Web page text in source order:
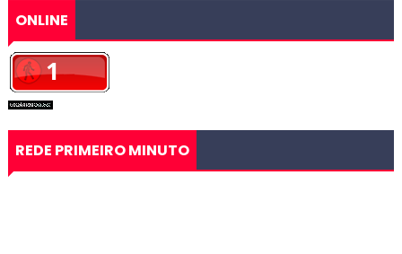
ONLINE
REDE PRIMEIRO MINUTO